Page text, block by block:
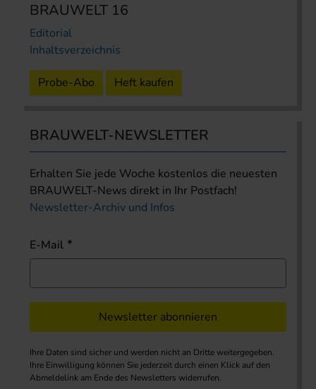
BRAUWELT 16
Editorial
Inhaltsverzeichnis
Probe-Abo Heft kaufen
BRAUWELT-NEWSLETTER
Erhalten Sie jede Woche kostenlos die neuesten
BRAUWELT-News direkt in Ihr Postfach!
Newsletter-Archiv und Infos
E-Mail
Newsletter abonnieren
Ihre Daten sind sicher und werden nicht an Dritte weitergegeben.
Ihre Einwilligung können Sie jederzeit durch einen Klick auf den
Abmeldelink am Ende des Newsletters widerrufen.